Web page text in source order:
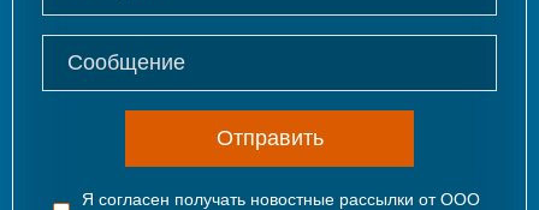
Отправить
Я согласен получать новостные рассылки от ООО